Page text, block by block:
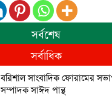
সর্বশেষ
সর্বাধিক
বরিশাল সাংবাদিক ফোরামের
সম্পাদক সাঈদ পান্থ